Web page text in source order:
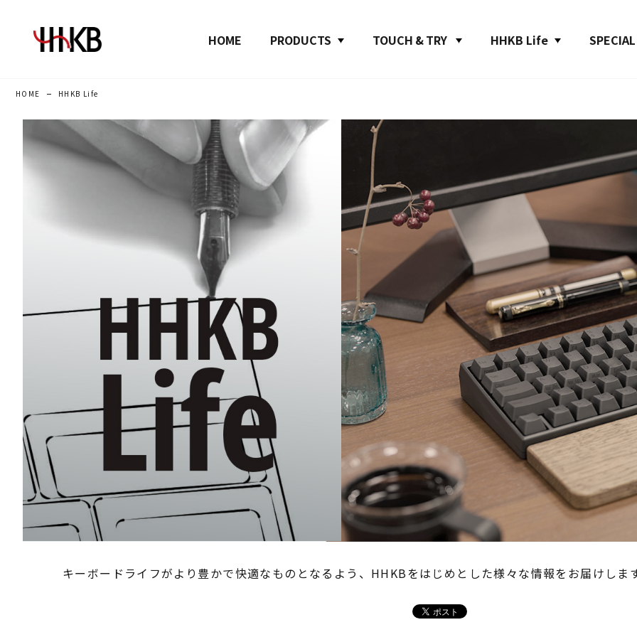
HOME PRODUCTS TOUCH & TRY HHKB Life SPECIAL
HOME HHKB Life
キーボードライフがより豊かで快適なものとなるよう、HHKBをはじめとした様々な情報をお届けしま